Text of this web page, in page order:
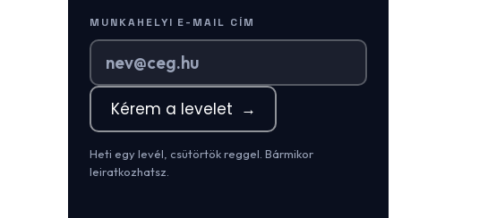
MUNKAHELYI E-MAIL CÍM
Kérem a levelet →
Heti egy levél, csütörtök reggel. Bármikor
leiratkozhatsz.